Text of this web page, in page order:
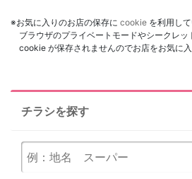
※お気に入りのお店の保存に cookie を利用して
ブラウザのプライベートモードやシークレ
cookie が保存されませんのでお店をお気に入
チラシを探す